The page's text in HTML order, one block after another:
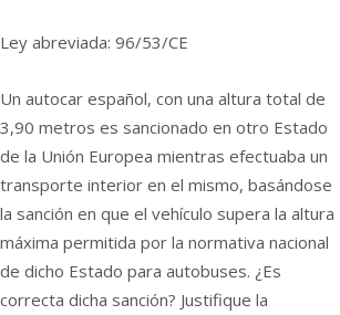
Ley abreviada: 96/53/CE
Un autocar español, con una altura total de
3,90 metros es sancionado en otro Estado
de la Unión Europea mientras efectuaba un
transporte interior en el mismo, basándose
la sanción en que el vehí­culo supera la altura
máxima permitida por la normativa nacional
de dicho Estado para autobuses. ¿Es
correcta dicha sanción? Justifique la